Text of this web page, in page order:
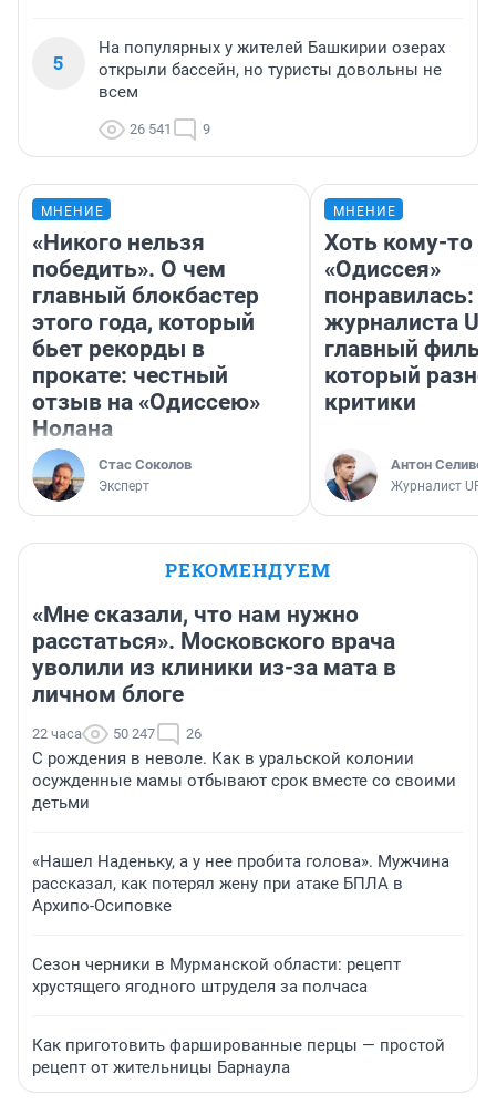
5
На популярных у жителей Башкирии озерах
открыли бассейн, но туристы довольны не
всем
26 541 9
МНЕНИЕ
«Никого нельзя
победить». О чем
главный блокбастер
этого года, который
бьет рекорды в
прокате: честный
отзыв на «Одиссею»
Нолана
Стас Соколов
Эксперт
МНЕНИЕ
Хоть кому-то
«Одиссея»
понравилась:
журналиста
главный
который
критики
Антон
Журналист
РЕКОМЕНДУЕМ
«Мне сказали, что нам нужно
расстаться». Московского врача
уволили из клиники из-за мата в
личном блоге
22 часа 50 247 26
С рождения в неволе. Как в уральской колонии
осужденные мамы отбывают срок вместе со своими
детьми
«Нашел Наденьку, а у нее пробита голова». Мужчина
рассказал, как потерял жену при атаке БПЛА в
Архипо-Осиповке
Сезон черники в Мурманской области: рецепт
хрустящего ягодного штруделя за полчаса
Как приготовить фаршированные перцы — простой
рецепт от жительницы Барнаула